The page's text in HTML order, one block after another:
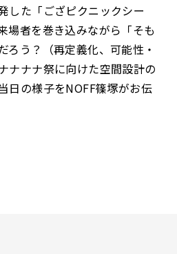
した「ござピクニックシー
場者を巻き込みながら「そも
ろう？（再定義化、可能性・
ナナナ祭に向けた空間設計の
日の様子をNOFF篠塚がお伝